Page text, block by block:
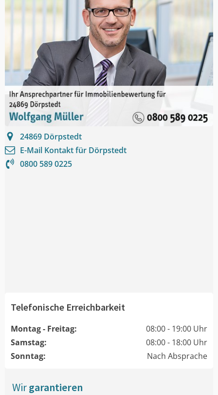
24869 Dörpstedt
E-Mail Kontakt für Dörpstedt
0800 589 0225
Telefonische Erreichbarkeit
Montag - Freitag:
08:00 - 19:00 Uhr
Samstag:
08:00 - 18:00 Uhr
Sonntag:
Nach Absprache
Wirgarantieren